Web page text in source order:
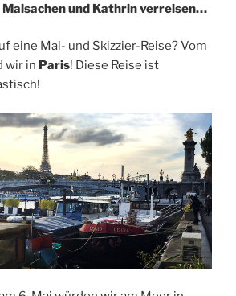
Malsachen und Kathrin verreisen…
eine Mal- und Skizzier-Reise? Vom
wir in Paris! Diese Reise ist